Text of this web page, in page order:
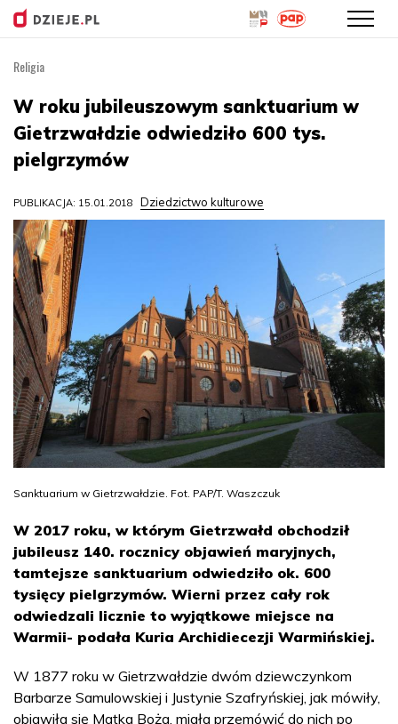
treści
Religia
W roku jubileuszowym sanktuarium w
Gietrzwałdzie odwiedziło 600 tys.
pielgrzymów
PUBLIKACJA: 15.01.2018 Dziedzictwo kulturowe
Sanktuarium w Gietrzwałdzie. Fot. PAP/T. Waszczuk
W 2017 roku, w którym Gietrzwałd obchodził
jubileusz 140. rocznicy objawień maryjnych,
tamtejsze sanktuarium odwiedziło ok. 600
tysięcy pielgrzymów. Wierni przez cały rok
odwiedzali licznie to wyjątkowe miejsce na
Warmii- podała Kuria Archidiecezji Warmińskiej.
W 1877 roku w Gietrzwałdzie dwóm dziewczynkom
Barbarze Samulowskiej i Justynie Szafryńskiej, jak mówiły,
objawiła się Matka Boża, miała przemówić do nich po